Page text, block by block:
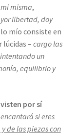
misma,
libertad, doy
mío consiste en
lúcidas – cargo las
un
equilibrio y
por sí
si eres
de las piezas con